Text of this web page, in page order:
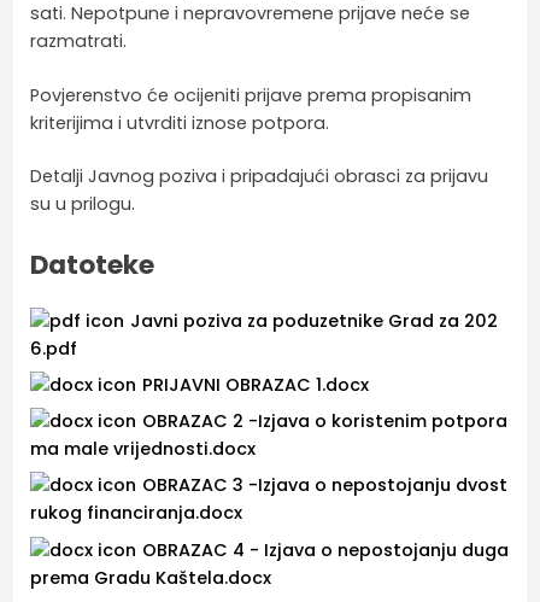
sati. Nepotpune i nepravovremene prijave neće se
razmatrati.
Povjerenstvo će ocijeniti prijave prema propisanim
kriterijima i utvrditi iznose potpora.
Detalji Javnog poziva i pripadajući obrasci za prijavu
su u prilogu.
Datoteke
Javni poziva za poduzetnike Grad za 202
6.pdf
PRIJAVNI OBRAZAC 1.docx
OBRAZAC 2 -Izjava o koristenim potpora
ma male vrijednosti.docx
OBRAZAC 3 -Izjava o nepostojanju dvost
rukog financiranja.docx
OBRAZAC 4 - Izjava o nepostojanju duga
prema Gradu Kaštela.docx